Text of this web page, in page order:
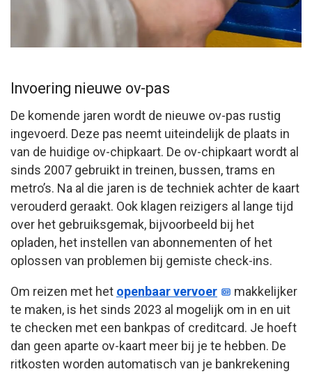
Invoering nieuwe ov-pas
De komende jaren wordt de nieuwe ov-pas rustig
ingevoerd. Deze pas neemt uiteindelijk de plaats in
van de huidige ov-chipkaart. De ov-chipkaart wordt al
sinds 2007 gebruikt in treinen, bussen, trams en
metro’s. Na al die jaren is de techniek achter de kaart
verouderd geraakt. Ook klagen reizigers al lange tijd
over het gebruiksgemak, bijvoorbeeld bij het
opladen, het instellen van abonnementen of het
oplossen van problemen bij gemiste check-ins.
Om reizen met het openbaar vervoer
makkelijker
te maken, is het sinds 2023 al mogelijk om in en uit
te checken met een bankpas of creditcard. Je hoeft
dan geen aparte ov-kaart meer bij je te hebben. De
ritkosten worden automatisch van je bankrekening